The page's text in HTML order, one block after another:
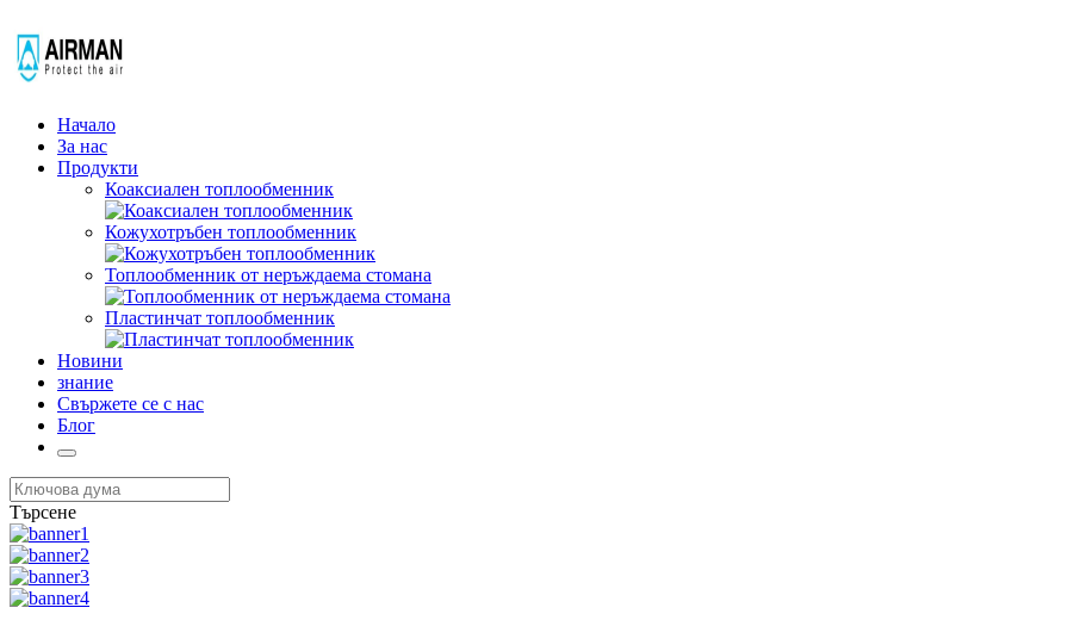
Начало
За нас
Продукти
Коаксиален топлообменник
Кожухотръбен топлообменник
Топлообменник от неръждаема стомана
Пластинчат топлообменник
Новини
знание
Свържете се с нас
Блог
Търсене